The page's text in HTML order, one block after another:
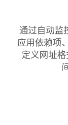
通过自动监
应用依赖项
定义网址